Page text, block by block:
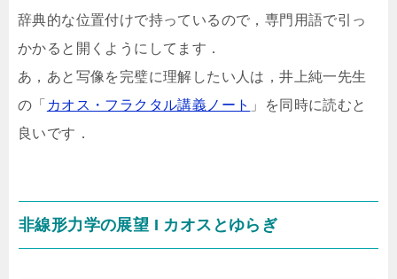
辞典的な位置付けで持っているので，専門用語で引っ
かかると開くようにしてます．
あ，あと写像を完璧に理解したい人は，井上純一先生
の「 カオス・フラクタル講義ノート 」を同時に読むと
良いです．
非線形力学の展望 I カオスとゆらぎ